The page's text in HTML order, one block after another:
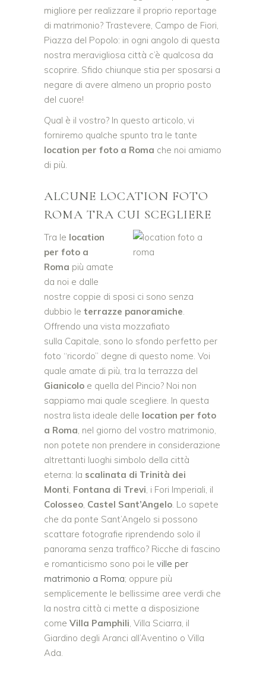
migliore per realizzare il proprio reportage
di matrimonio? Trastevere, Campo de Fiori,
Piazza del Popolo: in ogni angolo di questa
nostra meravigliosa città c’è qualcosa da
scoprire. Sfido chiunque stia per sposarsi a
negare di avere almeno un proprio posto
del cuore!
Qual è il vostro? In questo articolo, vi
forniremo qualche spunto tra le tante
location per foto a Roma che noi amiamo
di più.
ALCUNE LOCATION FOTO
ROMA TRA CUI SCEGLIERE
Tra le location
per foto a
Roma più amate
da noi e dalle
nostre coppie di sposi ci sono senza
dubbio le terrazze panoramiche.
Offrendo una vista mozzafiato
sulla Capitale, sono lo sfondo perfetto per
foto “ricordo” degne di questo nome. Voi
quale amate di più, tra la terrazza del
Gianicolo e quella del Pincio? Noi non
sappiamo mai quale scegliere. In questa
nostra lista ideale delle location per foto
a Roma, nel giorno del vostro matrimonio,
non potete non prendere in considerazione
altrettanti luoghi simbolo della città
eterna: la scalinata di Trinità dei
Monti, Fontana di Trevi, i Fori Imperiali, il
Colosseo, Castel Sant’Angelo. Lo sapete
che da ponte Sant’Angelo si possono
scattare fotografie riprendendo solo il
panorama senza traffico? Ricche di fascino
e romanticismo sono poi le ville per
matrimonio a Roma; oppure più
semplicemente le bellissime aree verdi che
la nostra città ci mette a disposizione
come Villa Pamphili, Villa Sciarra, il
Giardino degli Aranci all’Aventino o Villa
Ada.